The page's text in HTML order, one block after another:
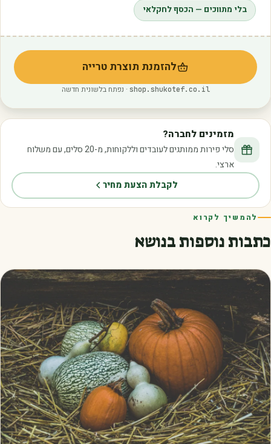
בלי מתווכים — הכסף לחקלאי
להזמנת תוצרת טרייה
(נפתח בלשונית חדשה)
shop.shukotef.co.il · נפתח בלשונית חדשה
מזמינים לחברה?
סלי פירות ממותגים לעובדים וללקוחות, מ-20 סלים, עם משלוח
ארצי.
לקבלת הצעת מחיר
להמשיך לקרוא
כתבות נוספות בנושא